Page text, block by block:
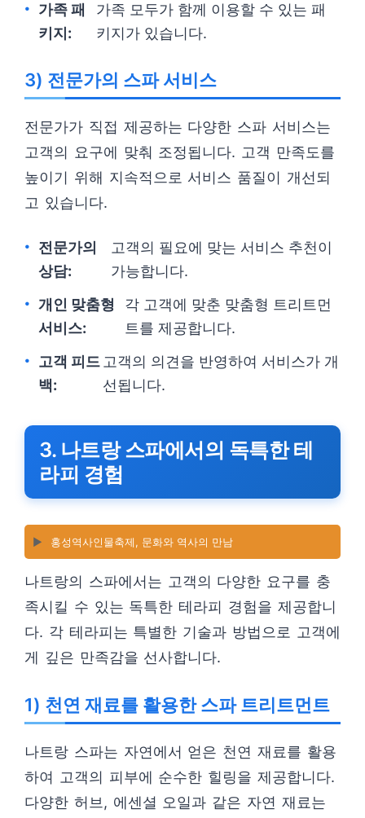
가족 패
키지:
가족 모두가 함께 이용할 수 있는 패
키지가 있습니다.
3) 전문가의 스파 서비스
전문가가 직접 제공하는 다양한 스파 서비스는
고객의 요구에 맞춰 조정됩니다. 고객 만족도를
높이기 위해 지속적으로 서비스 품질이 개선되
고 있습니다.
전문가의
상담:
고객의 필요에 맞는 서비스 추천이
가능합니다.
개인 맞춤형
서비스:
각 고객에 맞춘 맞춤형 트리트먼
트를 제공합니다.
고객 피드
백:
고객의 의견을 반영하여 서비스가 개
선됩니다.
3. 나트랑 스파에서의 독특한 테
라피 경험
▶️ 홍성역사인물축제, 문화와 역사의 만남
나트랑의 스파에서는 고객의 다양한 요구를 충
족시킬 수 있는 독특한 테라피 경험을 제공합니
다. 각 테라피는 특별한 기술과 방법으로 고객에
게 깊은 만족감을 선사합니다.
1) 천연 재료를 활용한 스파 트리트먼트
나트랑 스파는 자연에서 얻은 천연 재료를 활용
하여 고객의 피부에 순수한 힐링을 제공합니다.
다양한 허브, 에센셜 오일과 같은 자연 재료는